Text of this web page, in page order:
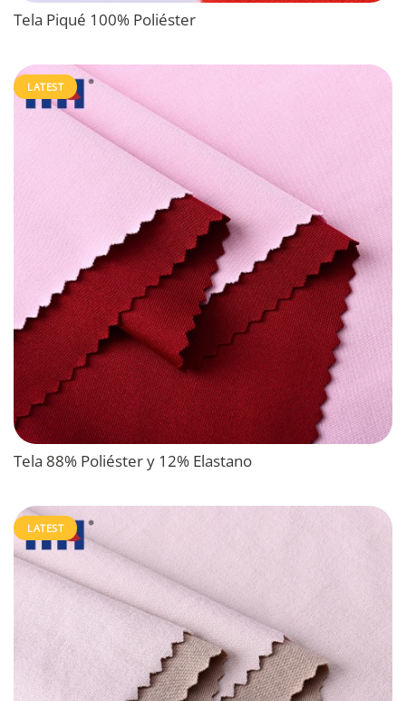
Tela Piqué 100% Poliéster
LATEST
Tela 88% Poliéster y 12% Elastano
LATEST